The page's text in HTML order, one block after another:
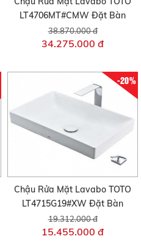
LT4706MT#CMW Đặt Bàn
38.870.000 đ
34.275.000 đ
-20%
Chậu Rửa Mặt Lavabo TOTO
LT4715G19#XW Đặt Bàn
19.312.000 đ
15.455.000 đ